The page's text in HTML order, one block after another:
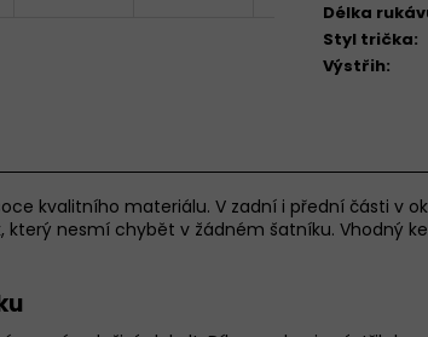
Délka
Styl trička:
Výstřih:
kvalitního materiálu. V zadní i přední části v
který nesmí chybět v žádném šatníku. Vhodný